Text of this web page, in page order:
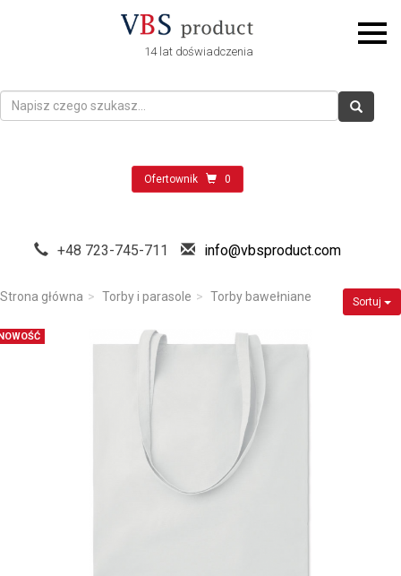
14 lat doświadczenia
Ofertownik 0
+48 723-745-711 info@vbsproduct.com
Strona główna Torby i parasole Torby bawełniane Sortuj